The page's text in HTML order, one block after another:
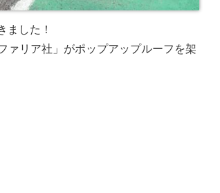
した！
ァリア社」がポップアップルーフを架